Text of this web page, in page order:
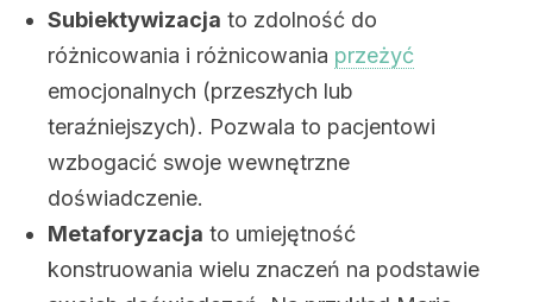
Subiektywizacja to zdolność do
różnicowania i różnicowania przeżyć
emocjonalnych (przeszłych lub
teraźniejszych). Pozwala to pacjentowi
wzbogacić swoje wewnętrzne
doświadczenie.
Metaforyzacja to umiejętność
konstruowania wielu znaczeń na podstawie